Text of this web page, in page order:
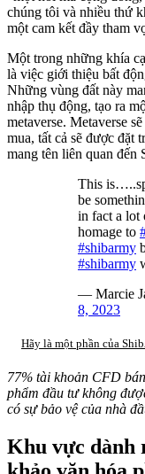
chúng tôi và nhiều thứ
một cam kết đầy tham
Một trong những khía
là việc giới thiệu bất
Những vùng đất này
nhập thụ động, tạo ra
metaverse. Metaverse
mua, tất cả sẽ được đặt
mang tên liên quan đến
This
be
in fact a lot
homage to
#shibarmy
#shibarmy
— Marcie
8, 2023
Hãy là một phần của
77% tài khoản CFD
phẩm đầu tư không
có sự bảo vệ của nhà
Khu vực dành